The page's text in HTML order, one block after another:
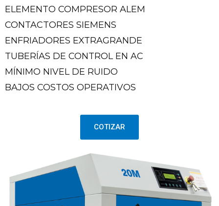
ELEMENTO COMPRESOR ALEM
CONTACTORES SIEMENS
ENFRIADORES EXTRAGRANDE
TUBERÍAS DE CONTROL EN AC
MÍNIMO NIVEL DE RUIDO
BAJOS COSTOS OPERATIVOS
COTIZAR